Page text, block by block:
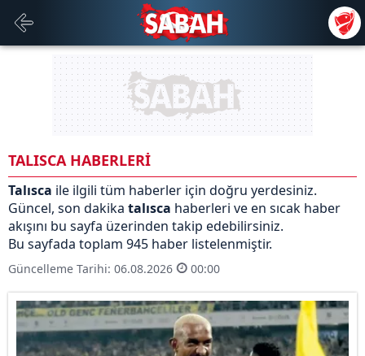
TALISCA HABERLERİ
Talısca ile ilgili tüm haberler için doğru yerdesiniz.
Güncel, son dakika talısca haberleri ve en sıcak haber
akışını bu sayfa üzerinden takip edebilirsiniz.
Bu sayfada toplam 945 haber listelenmiştir.
Güncelleme Tarihi: 06.08.2026 00:00